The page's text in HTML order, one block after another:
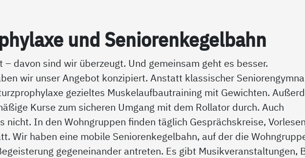
und Se­nio­ren­ke­gel­bahn
– davon sind wir überzeugt. Und gemeinsam geht es besser.
wir unser Angebot konzipiert. Anstatt klassischer
gezieltes Muskelaufbautraining mit Gewichten.
Kurse zum sicheren Umgang mit dem Rollator durch. Auch
nicht. In den Wohngruppen finden täglich Gesprächskreise,
Wir haben eine mobile Seniorenkegelbahn, auf der die
gegeneinander antreten. Es gibt Musikveranstaltungen,